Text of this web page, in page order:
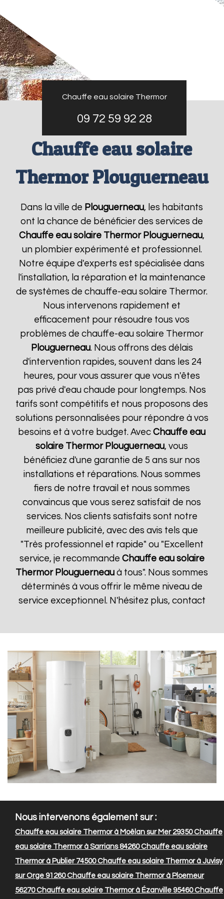
Chauffe eau solaire Thermor
09 72 59 92 28
Chauffe eau solaire
Thermor Plouguerneau
Dans la ville de Plouguerneau, les habitants
ont la chance de bénéficier des services de
Chauffe eau solaire Thermor Plouguerneau,
un plombier expérimenté et professionnel.
Notre équipe d'experts est spécialisée dans
l'installation, la réparation et la maintenance
de systèmes de chauffe-eau solaire Thermor.
Nous intervenons rapidement et
efficacement pour résoudre tous vos
problèmes de chauffe-eau solaire Thermor
Plouguerneau. Nous offrons des délais
d'intervention rapides, souvent dans les 24
heures, pour vous assurer que vous n'êtes
pas privé d'eau chaude pour longtemps. Nos
tarifs sont compétitifs et nous proposons des
solutions personnalisées pour répondre à vos
besoins et à votre budget. AvecChauffe eau
solaire Thermor Plouguerneau, vous
bénéficiez d'une garantie de 5 ans sur nos
installations et réparations. Nous sommes
fiers de notre travail et nous sommes
convaincus que vous serez satisfait de nos
services. Nos clients satisfaits sont notre
meilleure publicité, avec des avis tels que
"Très professionnel et rapide" ou "Excellent
service, je recommande Chauffe eau solaire
Thermor Plouguerneau à tous". Nous sommes
déterminés à vous offrir le même niveau de
service exceptionnel. N'hésitez plus, contact
Nous intervenons également sur :
Chauffe eau solaire Thermor à Moëlan sur Mer 29350Chauffe
eau solaire Thermor à Sarrians 84260Chauffe eau solaire
Thermor à Publier 74500Chauffe eau solaire Thermor à Juvisy
sur Orge 91260Chauffe eau solaire Thermor à Ploemeur
56270Chauffe eau solaire Thermor à Ézanville 95460Chauffe